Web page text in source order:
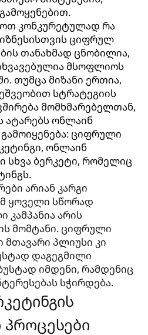
კონკურეტულად რა
ციფრულ
თანახმად ცნობილია,
მსოფლიოს
თუმცა მიზანი ერთია,
სტრატეგიის
მომხმარებელთან,
ონლაინ
ციფრული
ონლაინ
სხვა ბერკეტი, რომელიც
არიან კარგი
ყოველი სწორად
არის
მომტანი. ციფრული
პლიუსი კი
დაგეგმილი
იმდენი, რამდენიც
სჭირდება.